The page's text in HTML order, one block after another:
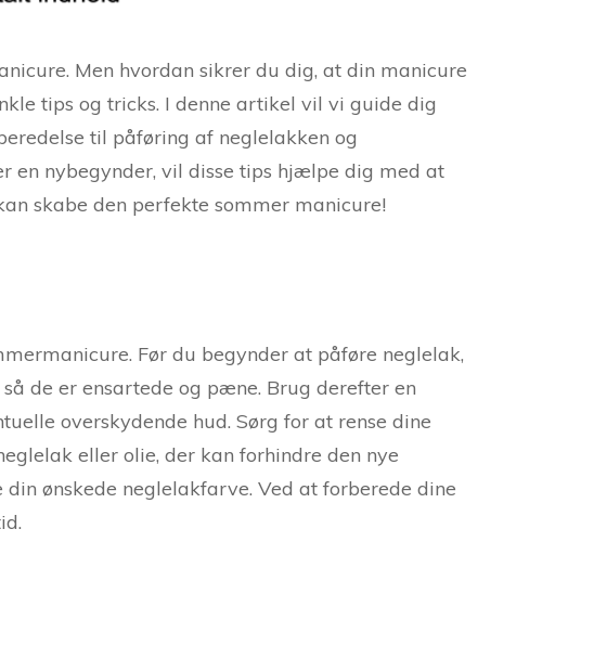
Men hvordan sikrer du dig, at din manicure
tips og tricks. I denne artikel vil vi guide dig
til påføring af neglelakken og
en nybegynder, vil disse tips hjælpe dig med at
skabe den perfekte sommer manicure!
Før du begynder at påføre neglelak,
de er ensartede og pæne. Brug derefter en
overskydende hud. Sørg for at rense dine
eller olie, der kan forhindre den nye
ønskede neglelakfarve. Ved at forberede dine